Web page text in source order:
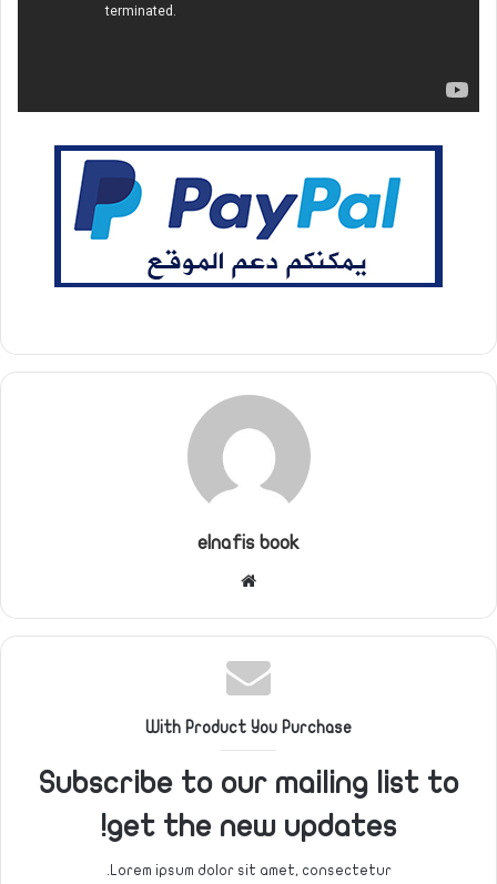
elnafis book
With Product You Purchase
Subscribe to our mailing list to
get the new updates!
Lorem ipsum dolor sit amet, consectetur.